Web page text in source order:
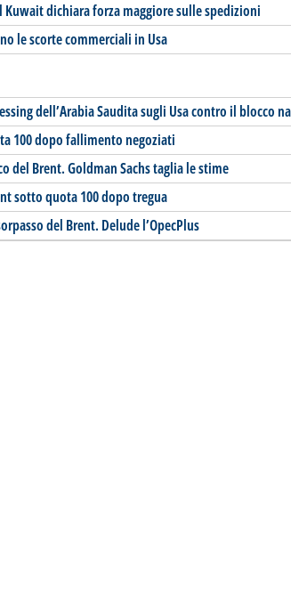
Kuwait dichiara forza maggiore sulle spedizioni
le scorte commerciali in Usa
dell’Arabia Saudita sugli Usa contro il blocco
100 dopo fallimento negoziati
del Brent. Goldman Sachs taglia le stime
sotto quota 100 dopo tregua
del Brent. Delude l’OpecPlus